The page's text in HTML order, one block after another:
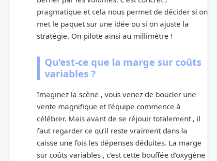
pragmatique et cela nous permet de décider si on
met le paquet sur une idée ou si on ajuste la
stratégie. On pilote ainsi au millimètre !
Qu’est-ce que la marge sur coûts
variables ?
Imaginez la scène , vous venez de boucler une
vente magnifique et l’équipe commence à
célébrer. Mais avant de se réjouir totalement , il
faut regarder ce qu’il reste vraiment dans la
caisse une fois les dépenses déduites. La marge
sur coûts variables , c’est cette bouffée d’oxygène